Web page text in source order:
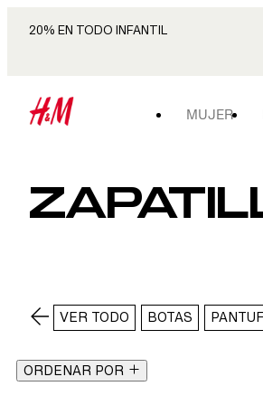
20% EN TODO INFANTIL
MUJER
VER TODO BOTAS
ORDENAR POR